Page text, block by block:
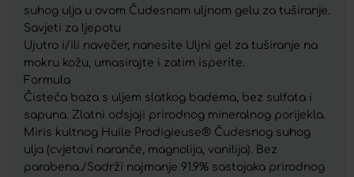
suhog ulja u ovom Čudesnom uljnom gelu za tuširanje.
Savjeti za ljepotu
Ujutro i/ili navečer, nanesite Uljni gel za tuširanje na
mokru kožu, umasirajte i zatim isperite.
Formula
Čisteća baza s uljem slatkog badema, bez sulfata i
sapuna. Zlatni odsjaji prirodnog mineralnog porijekla.
Miris kultnog Huile Prodigieuse® Čudesnog suhog
ulja (cvjetovi naranče, magnolija, vanilija). Bez
parabena./Sadrži najmanje 91.9% sastojaka prirodnog